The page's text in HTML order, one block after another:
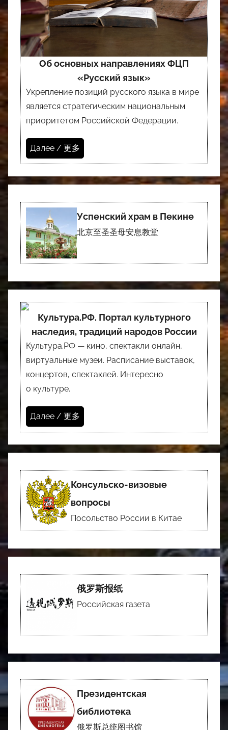
Об основных направлениях ФЦП
«Русский язык»
Укрепление позиций русского языка в мире
является стратегическим национальным
приоритетом Российской Федерации.
Далее / 更多
Успенский храм в Пекине
北京至圣圣母安息教堂
Культура.РФ. Портал культурного
наследия, традиций народов России
Культура.РФ — кино, спектакли онлайн,
виртуальные музеи. Расписание выставок,
концертов, спектаклей. Интересно
о культуре.
Далее / 更多
Консульско-визовые
вопросы
Посольство России в Китае
俄罗斯报纸
Российская газета
Президентская
библиотека
俄罗斯总统图书馆